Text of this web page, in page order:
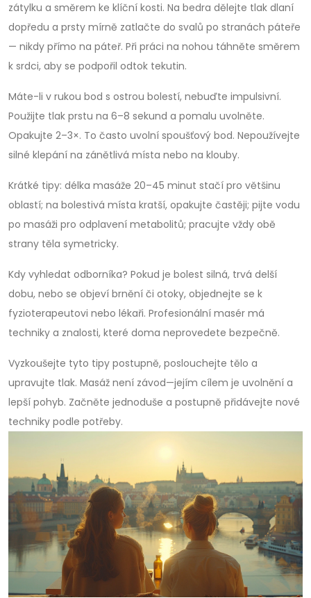
zátylku a směrem ke klíční kosti. Na bedra dělejte tlak dlaní
dopředu a prsty mírně zatlačte do svalů po stranách páteře
— nikdy přímo na páteř. Při práci na nohou táhněte směrem
k srdci, aby se podpořil odtok tekutin.
Máte-li v rukou bod s ostrou bolestí, nebuďte impulsivní.
Použijte tlak prstu na 6–8 sekund a pomalu uvolněte.
Opakujte 2–3×. To často uvolní spoušťový bod. Nepoužívejte
silné klepání na zánětlivá místa nebo na klouby.
Krátké tipy: délka masáže 20–45 minut stačí pro většinu
oblastí; na bolestivá místa kratší, opakujte častěji; pijte vodu
po masáži pro odplavení metabolitů; pracujte vždy obě
strany těla symetricky.
Kdy vyhledat odborníka? Pokud je bolest silná, trvá delší
dobu, nebo se objeví brnění či otoky, objednejte se k
fyzioterapeutovi nebo lékaři. Profesionální masér má
techniky a znalosti, které doma neprovedete bezpečně.
Vyzkoušejte tyto tipy postupně, poslouchejte tělo a
upravujte tlak. Masáž není závod—jejím cílem je uvolnění a
lepší pohyb. Začněte jednoduše a postupně přidávejte nové
techniky podle potřeby.